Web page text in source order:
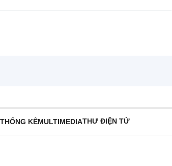
THỐNG KÊMULTIMEDIATHƯ ĐIỆN TỬ